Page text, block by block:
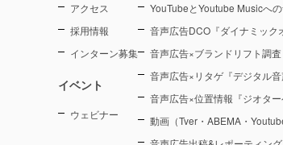
アクセス
採用情報
インターン募集
イベント
ウェビナー
YouTubeとYoutube Musicへ
音声広告DCO『ダイナミック
音声広告×ブランドリフト調
音声広告×リタゲ『デジタル
音声広告×位置情報『ジオター
動画（Tver・ABEMA・